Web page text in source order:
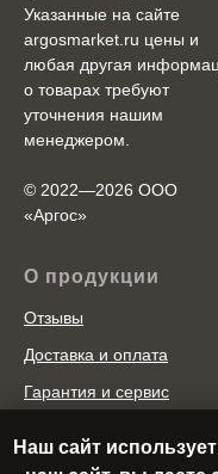
Указанные на сайте
argosmarket.ru цены и
любая другая
о товарах требуют
уточнения нашим
менеджером.
© 2022—2026 ООО
«Аргоc»
О продукции
Отзывы
Доставка и оплата
Гарантия и сервис
Наш сайт